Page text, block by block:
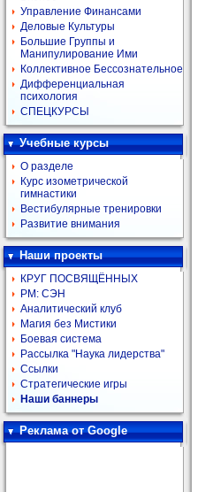
Управление Финансами
Деловые Культуры
Большие Группы и
Манипулирование Ими
Коллективное Бессознательное
Дифференциальная
психология
СПЕЦКУРСЫ
Учебные курсы
О разделе
Курс изометрической
гимнастики
Вестибулярные тренировки
Развитие внимания
Наши проекты
КРУГ ПОСВЯЩЁННЫХ
РМ: СЭН
Аналитический клуб
Магия без Мистики
Боевая система
Рассылка "Наука лидерства"
Ссылки
Стратегические игры
Наши баннеры
Реклама от Google